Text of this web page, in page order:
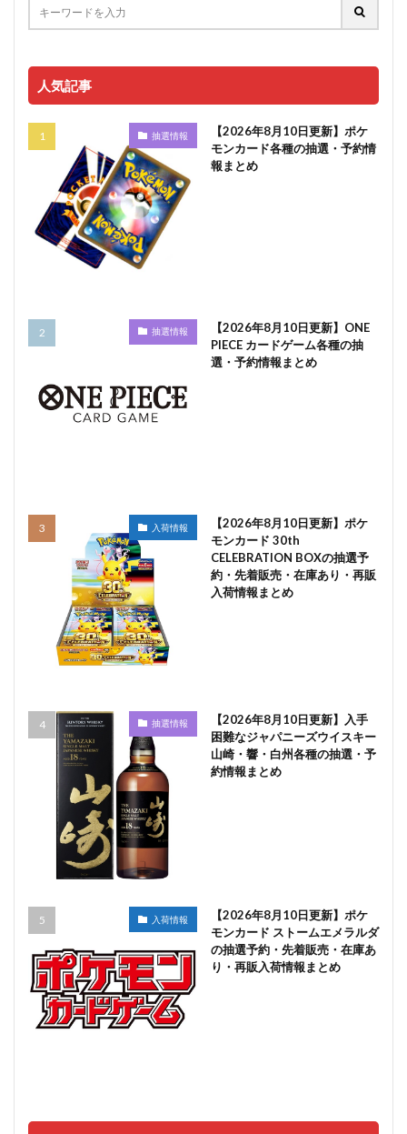
人気記事
抽選情報
【2026年8月10日更新】ポケ
モンカード各種の抽選・予約情
報まとめ
抽選情報
【2026年8月10日更新】ONE
PIECE カードゲーム各種の抽
選・予約情報まとめ
入荷情報
【2026年8月10日更新】ポケ
モンカード 30th
CELEBRATION BOXの抽選予
約・先着販売・在庫あり・再販
入荷情報まとめ
抽選情報
【2026年8月10日更新】入手
困難なジャパニーズウイスキー
山崎・響・白州各種の抽選・予
約情報まとめ
入荷情報
【2026年8月10日更新】ポケ
モンカード ストームエメラルダ
の抽選予約・先着販売・在庫あ
り・再販入荷情報まとめ